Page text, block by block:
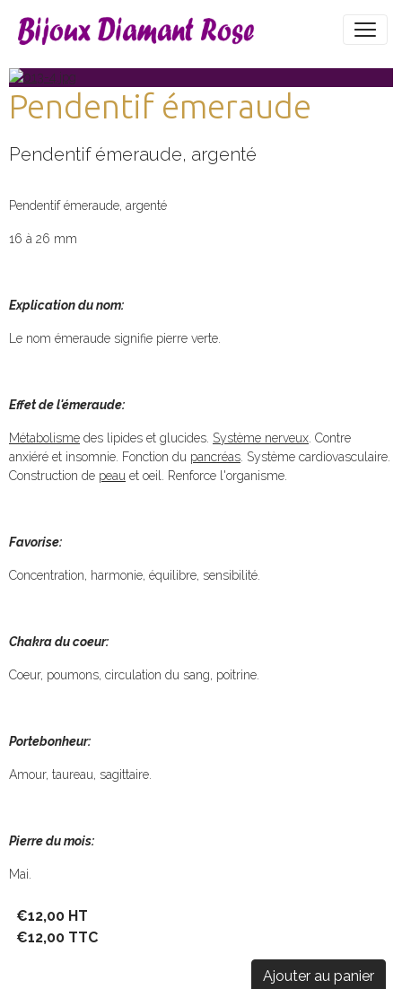
Pendentif émeraude
Pendentif émeraude, argenté
Pendentif émeraude, argenté
16 à 26 mm
Explication du nom:
Le nom émeraude signifie pierre verte.
Effet de l'émeraude:
Métabolisme des lipides et glucides. Système nerveux . Contre
anxiéré et insomnie. Fonction du pancréas . Système cardiovasculaire.
Construction de peau et oeil. Renforce l'organisme.
Favorise:
Concentration, harmonie, équilibre, sensibilité.
Chakra du coeur:
Coeur, poumons, circulation du sang, poitrine.
Portebonheur:
Amour, taureau, sagittaire.
Pierre du mois:
Mai.
€12,00 HT
€12,00 TTC
Ajouter au panier